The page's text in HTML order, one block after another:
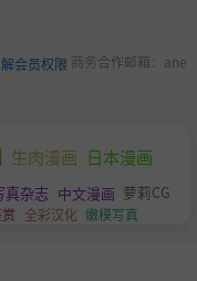
商务合作邮箱： ane
生肉漫画 日本漫画
真杂志 中文漫画 萝莉CG
全彩汉化 嫩模写真